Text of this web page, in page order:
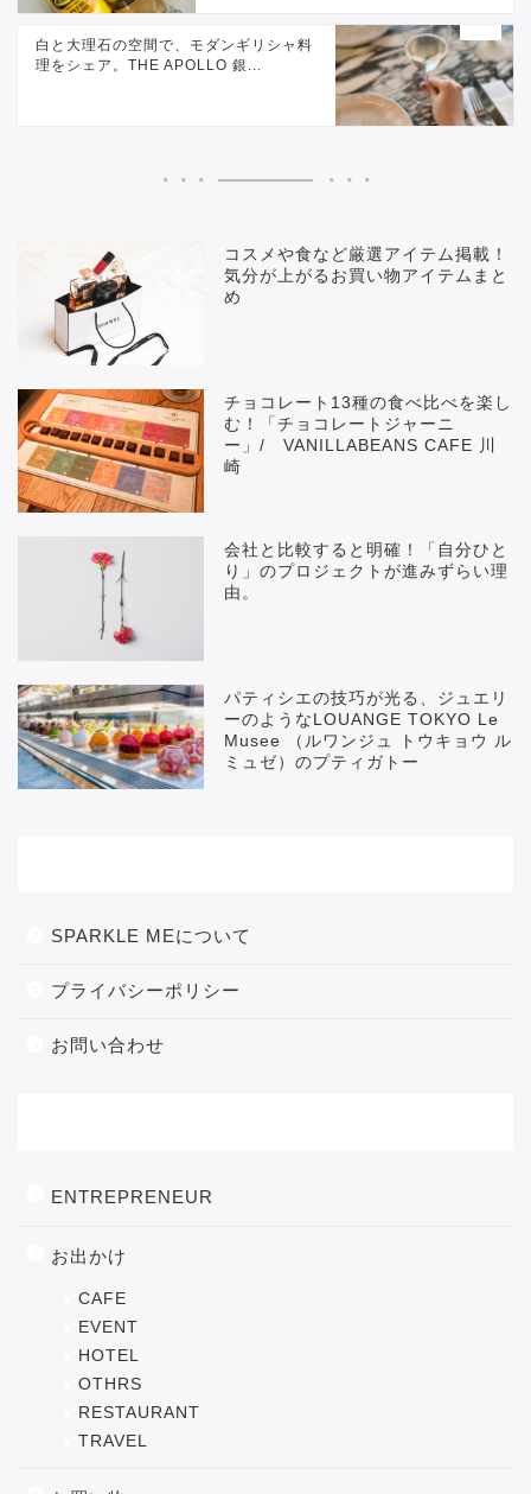
白と大理石の空間で、モダンギリシャ料
理をシェア。THE APOLLO 銀...
コスメや食など厳選アイテム掲載！
気分が上がるお買い物アイテムまと
め
チョコレート13種の食べ比べを楽し
む！「チョコレートジャーニ
ー」/ VANILLABEANS CAFE 川
崎
会社と比較すると明確！「自分ひと
り」のプロジェクトが進みずらい理
由。
パティシエの技巧が光る、ジュエリ
ーのようなLOUANGE TOKYO Le
Musee （ルワンジュ トウキョウ ル
ミュゼ）のプティガトー
SPARKLE MEについて
プライバシーポリシー
お問い合わせ
ENTREPRENEUR
お出かけ
CAFE
EVENT
HOTEL
OTHRS
RESTAURANT
TRAVEL